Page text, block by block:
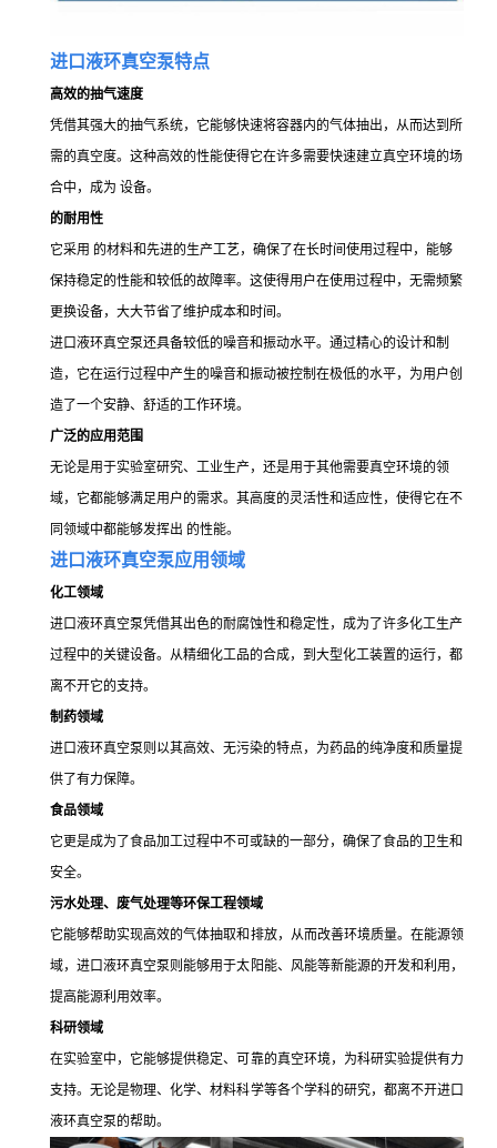
进口液环真空泵特点
高效的抽气速度
凭借其强大的抽气系统，它能够快速将容器内的气体抽出，从而达到所
需的真空度。这种高效的性能使得它在许多需要快速建立真空环境的场
合中，成为 设备。
的耐用性
它采用 的材料和先进的生产工艺，确保了在长时间使用过程中，能够
保持稳定的性能和较低的故障率。这使得用户在使用过程中，无需频繁
更换设备，大大节省了维护成本和时间。
进口液环真空泵还具备较低的噪音和振动水平。通过精心的设计和制
造，它在运行过程中产生的噪音和振动被控制在极低的水平，为用户创
造了一个安静、舒适的工作环境。
广泛的应用范围
无论是用于实验室研究、工业生产，还是用于其他需要真空环境的领
域，它都能够满足用户的需求。其高度的灵活性和适应性，使得它在不
同领域中都能够发挥出 的性能。
进口液环真空泵应用领域
化工领域
进口液环真空泵凭借其出色的耐腐蚀性和稳定性，成为了许多化工生产
过程中的关键设备。从精细化工品的合成，到大型化工装置的运行，都
离不开它的支持。
制药领域
进口液环真空泵则以其高效、无污染的特点，为药品的纯净度和质量提
供了有力保障。
食品领域
它更是成为了食品加工过程中不可或缺的一部分，确保了食品的卫生和
安全。
污水处理、废气处理等环保工程领域
它能够帮助实现高效的气体抽取和排放，从而改善环境质量。在能源领
域，进口液环真空泵则能够用于太阳能、风能等新能源的开发和利用，
提高能源利用效率。
科研领域
在实验室中，它能够提供稳定、可靠的真空环境，为科研实验提供有力
支持。无论是物理、化学、材料科学等各个学科的研究，都离不开进口
液环真空泵的帮助。